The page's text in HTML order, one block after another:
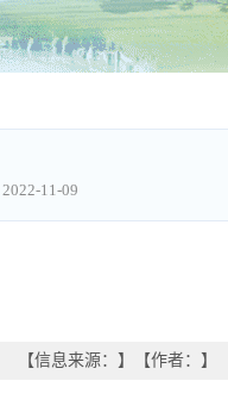
2022-11-09
【信息来源： 】 【作者： 】